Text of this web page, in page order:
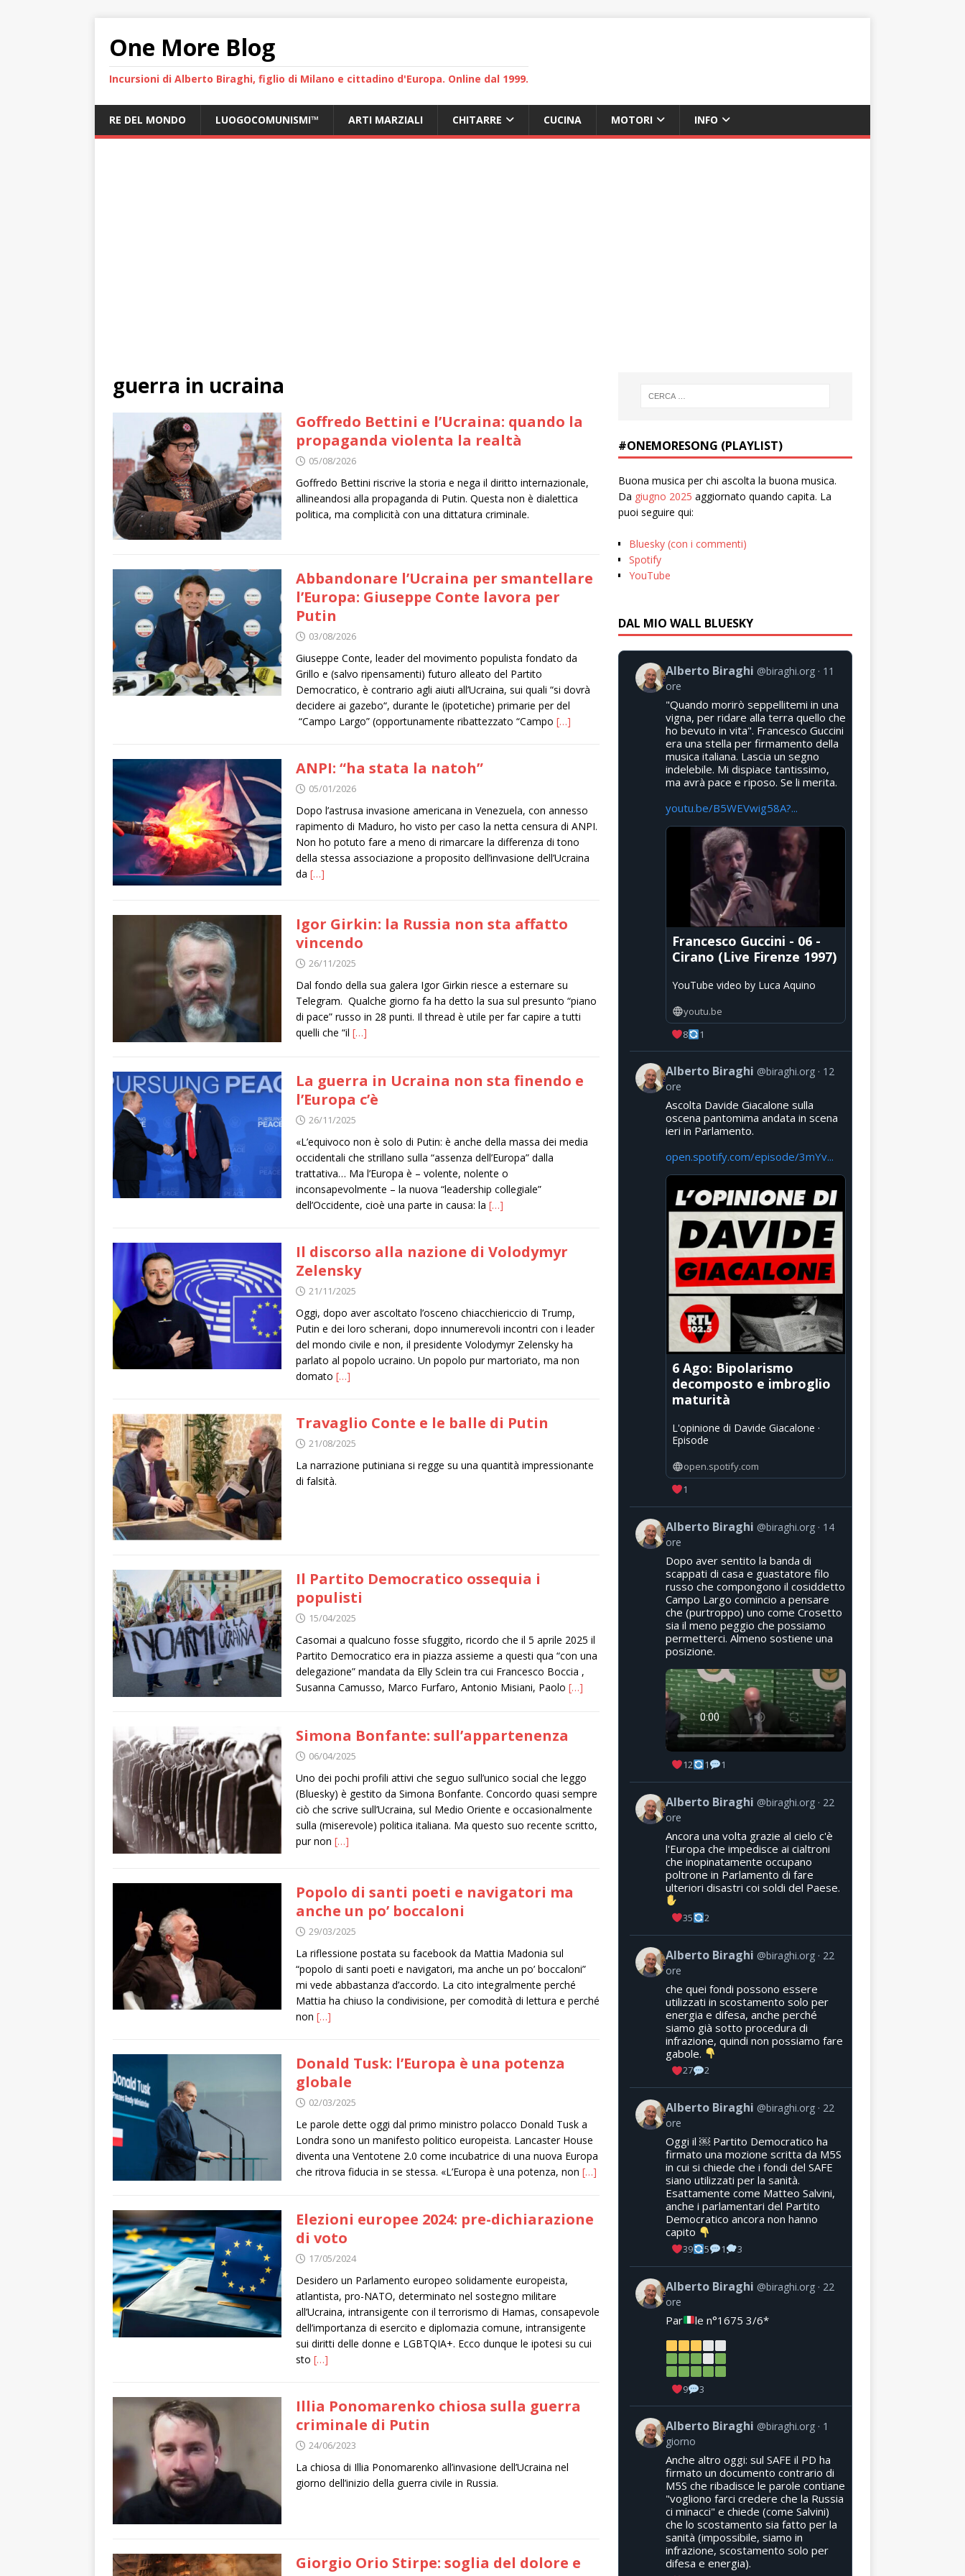
One More Blog
Incursioni di Alberto Biraghi, figlio di Milano e cittadino d'Europa. Online dal 1999.
RE DEL MONDO LUOGOCOMUNISMI™ ARTI MARZIALI CHITARRE CUCINA MOTORI INFO
guerra in ucraina
Goffredo Bettini e l’Ucraina: quando la
propaganda violenta la realtà
05/08/2026
Goffredo Bettini riscrive la storia e nega il diritto internazionale,
allineandosi alla propaganda di Putin. Questa non è dialettica
politica, ma complicità con una dittatura criminale.
Abbandonare l’Ucraina per smantellare
l’Europa: Giuseppe Conte lavora per
Putin
03/08/2026
Giuseppe Conte, leader del movimento populista fondato da
Grillo e (salvo ripensamenti) futuro alleato del Partito
Democratico, è contrario agli aiuti all’Ucraina, sui quali “si dovrà
decidere ai gazebo“, durante le (ipotetiche) primarie per del
“Campo Largo” (opportunamente ribattezzato “Campo […]
ANPI: “ha stata la natoh”
05/01/2026
Dopo l’astrusa invasione americana in Venezuela, con annesso
rapimento di Maduro, ho visto per caso la netta censura di ANPI.
Non ho potuto fare a meno di rimarcare la differenza di tono
della stessa associazione a proposito dell’invasione dell’Ucraina
da […]
Igor Girkin: la Russia non sta affatto
vincendo
26/11/2025
Dal fondo della sua galera Igor Girkin riesce a esternare su
Telegram. Qualche giorno fa ha detto la sua sul presunto “piano
di pace” russo in 28 punti. Il thread è utile per far capire a tutti
quelli che “il […]
La guerra in Ucraina non sta finendo e
l’Europa c’è
26/11/2025
«L’equivoco non è solo di Putin: è anche della massa dei media
occidentali che strillano sulla “assenza dell’Europa” dalla
trattativa… Ma l’Europa è – volente, nolente o
inconsapevolmente – la nuova “leadership collegiale”
dell’Occidente, cioè una parte in causa: la […]
Il discorso alla nazione di Volodymyr
Zelensky
21/11/2025
Oggi, dopo aver ascoltato l’osceno chiacchiericcio di Trump,
Putin e dei loro scherani, dopo innumerevoli incontri con i leader
del mondo civile e non, il presidente Volodymyr Zelensky ha
parlato al popolo ucraino. Un popolo pur martoriato, ma non
domato […]
Travaglio Conte e le balle di Putin
21/08/2025
La narrazione putiniana si regge su una quantità impressionante
di falsità.
Il Partito Democratico ossequia i
populisti
15/04/2025
Casomai a qualcuno fosse sfuggito, ricordo che il 5 aprile 2025 il
Partito Democratico era in piazza assieme a questi qua “con una
delegazione” mandata da Elly Sclein tra cui Francesco Boccia ,
Susanna Camusso, Marco Furfaro, Antonio Misiani, Paolo […]
Simona Bonfante: sull’appartenenza
06/04/2025
Uno dei pochi profili attivi che seguo sull’unico social che leggo
(Bluesky) è gestito da Simona Bonfante. Concordo quasi sempre
ciò che scrive sull’Ucraina, sul Medio Oriente e occasionalmente
sulla (miserevole) politica italiana. Ma questo suo recente scritto,
pur non […]
Popolo di santi poeti e navigatori ma
anche un po’ boccaloni
29/03/2025
La riflessione postata su facebook da Mattia Madonia sul
“popolo di santi poeti e navigatori, ma anche un po’ boccaloni”
mi vede abbastanza d’accordo. La cito integralmente perché
Mattia ha chiuso la condivisione, per comodità di lettura e perché
non […]
Donald Tusk: l’Europa è una potenza
globale
02/03/2025
Le parole dette oggi dal primo ministro polacco Donald Tusk a
Londra sono un manifesto politico europeista. Lancaster House
diventa una Ventotene 2.0 come incubatrice di una nuova Europa
che ritrova fiducia in se stessa. «L’Europa è una potenza, non […]
Elezioni europee 2024: pre-dichiarazione
di voto
17/05/2024
Desidero un Parlamento europeo solidamente europeista,
atlantista, pro-NATO, determinato nel sostegno militare
all’Ucraina, intransigente con il terrorismo di Hamas, consapevole
dell’importanza di esercito e diplomazia comune, intransigente
sui diritti delle donne e LGBTQIA+. Ecco dunque le ipotesi su cui
sto […]
Illia Ponomarenko chiosa sulla guerra
criminale di Putin
24/06/2023
La chiosa di Illia Ponomarenko all’invasione dell’Ucraina nel
giorno dell’inizio della guerra civile in Russia.
Giorgio Orio Stirpe: soglia del dolore e
#ONEMORESONG (PLAYLIST)
Buona musica per chi ascolta la buona musica.
Da giugno 2025 aggiornato quando capita. La
puoi seguire qui:
Bluesky (con i commenti)
Spotify
YouTube
DAL MIO WALL BLUESKY
Alberto Biraghi @biraghi.org
11
ore
"Quando morirò seppellitemi in una
vigna, per ridare alla terra quello che
ho bevuto in vita". Francesco Guccini
era una stella per firmamento della
musica italiana. Lascia un segno
indelebile. Mi dispiace tantissimo,
ma avrà pace e riposo. Se li merita.
youtu.be/B5WEVwig58A?...
Francesco Guccini - 06 -
Cirano (Live Firenze 1997)
YouTube video by Luca Aquino
youtu.be
8
1
Alberto Biraghi @biraghi.org
12
ore
Ascolta Davide Giacalone sulla
oscena pantomima andata in scena
ieri in Parlamento.
open.spotify.com/episode/3mYv...
6 Ago: Bipolarismo
decomposto e imbroglio
maturità
L'opinione di Davide Giacalone ·
Episode
open.spotify.com
1
Alberto Biraghi @biraghi.org
14
ore
Dopo aver sentito la banda di
scappati di casa e guastatore filo
russo che compongono il cosiddetto
Campo Largo comincio a pensare
che (purtroppo) uno come Crosetto
sia il meno peggio che possiamo
permetterci. Almeno sostiene una
posizione.
12 1 1
Alberto Biraghi @biraghi.org
22
ore
Ancora una volta grazie al cielo c'è
l'Europa che impedisce ai cialtroni
che inopinatamente occupano
poltrone in Parlamento di fare
ulteriori disastri coi soldi del Paese.
35 2
Alberto Biraghi @biraghi.org
22
ore
che quei fondi possono essere
utilizzati in scostamento solo per
energia e difesa, anche perché
siamo già sotto procedura di
infrazione, quindi non possiamo fare
gabole.
27 2
Alberto Biraghi @biraghi.org
22
ore
Oggi il ￼ Partito Democratico ha
firmato una mozione scritta da M5S
in cui si chiede che i fondi del SAFE
siano utilizzati per la sanità.
Esattamente come Matteo Salvini,
anche i parlamentari del Partito
Democratico ancora non hanno
capito
39 5 1 3
Alberto Biraghi @biraghi.org
22
ore
Par le n°1675 3/6*
9 3
Alberto Biraghi @biraghi.org
1
giorno
Anche altro oggi: sul SAFE il PD ha
firmato un documento contrario di
M5S che ribadisce le parole contiane
"vogliono farci credere che la Russia
ci minacci" e chiede (come Salvini)
che lo scostamento sia fatto per la
sanità (impossibile, siamo in
infrazione, scostamento solo per
difesa e energia).